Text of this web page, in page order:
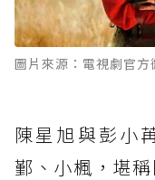
圖片來源：電視劇官方
陳星旭與彭小
鄞、小楓，堪